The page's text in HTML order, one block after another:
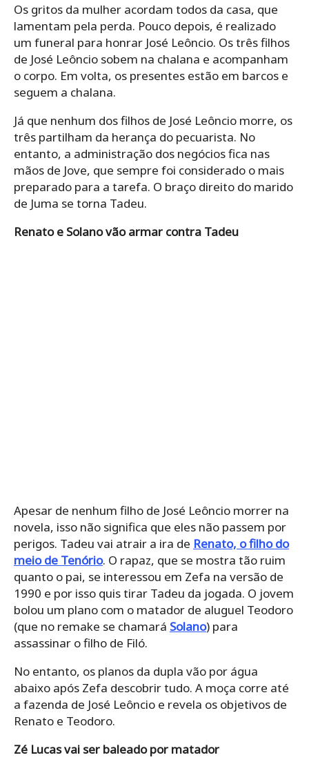
Os gritos da mulher acordam todos da casa, que
lamentam pela perda. Pouco depois, é realizado
um funeral para honrar José Leôncio. Os três filhos
de José Leôncio sobem na chalana e acompanham
o corpo. Em volta, os presentes estão em barcos e
seguem a chalana.
Já que nenhum dos filhos de José Leôncio morre, os
três partilham da herança do pecuarista. No
entanto, a administração dos negócios fica nas
mãos de Jove, que sempre foi considerado o mais
preparado para a tarefa. O braço direito do marido
de Juma se torna Tadeu.
Renato e Solano vão armar contra Tadeu
Apesar de nenhum filho de José Leôncio morrer na
novela, isso não significa que eles não passem por
perigos. Tadeu vai atrair a ira de Renato, o filho do
meio de Tenório. O rapaz, que se mostra tão ruim
quanto o pai, se interessou em Zefa na versão de
1990 e por isso quis tirar Tadeu da jogada. O jovem
bolou um plano com o matador de aluguel Teodoro
(que no remake se chamará Solano) para
assassinar o filho de Filó.
No entanto, os planos da dupla vão por água
abaixo após Zefa descobrir tudo. A moça corre até
a fazenda de José Leôncio e revela os objetivos de
Renato e Teodoro.
Zé Lucas vai ser baleado por matador